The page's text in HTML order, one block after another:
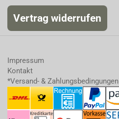
Vertrag widerrufen
Impressum
Kontakt
*Versand- & Zahlungsbedingungen